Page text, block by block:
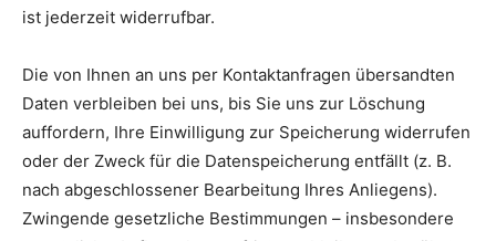
ist jederzeit widerrufbar.
Die von Ihnen an uns per Kontaktanfragen übersandten
Daten verbleiben bei uns, bis Sie uns zur Löschung
auffordern, Ihre Einwilligung zur Speicherung widerrufen
oder der Zweck für die Datenspeicherung entfällt (z. B.
nach abgeschlossener Bearbeitung Ihres Anliegens).
Zwingende gesetzliche Bestimmungen – insbesondere